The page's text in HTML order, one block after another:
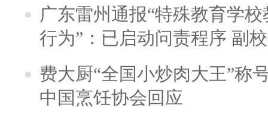
广东雷州通报“特殊教育学
行为”：已启动问责程序 副
费大厨“全国小炒肉大王”称
中国烹饪协会回应